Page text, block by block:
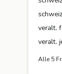
veralt.
veralt.
Alle 5